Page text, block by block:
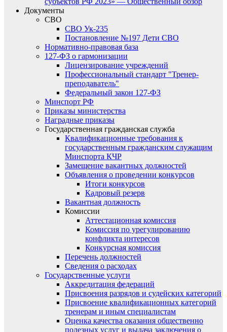
Документы
СВО
СВО Ук-235
Постановление №197 Дети СВО
Нормативно-правовая база
127-ФЗ о гармонизации
Лицензирование учреждений
Профессиональный стандарт "Тренер-
преподаватель"
Федеральный закон 127-ФЗ
Минспорт РФ
Приказы министерства
Наградные приказы
Государственная гражданская служба
Квалификационные требования к
государственным гражданским служащим
Минспорта КЧР
Замещение вакантных должностей
Объявления о проведении конкурсов
Итоги конкурсов
Кадровый резерв
Вакантная должность
Комиссии
Аттестационная комиссия
Комиссия по урегулированию
конфликта интересов
Конкурсная комиссия
Перечень должностей
Сведения о расходах
Государственные услуги
Аккредитация федераций
Присвоения разрядов и судейских категорий
Присвоение квалификационных категорий
тренерам и иным специалистам
Оценка качества оказания общественно
полезных услуг и выдача заключения о